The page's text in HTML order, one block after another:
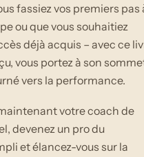
fassiez vos premiers pas
ou que vous souhaitiez
déjà acquis – avec ce
vous portez à son
vers la performance.
votre coach de
devenez un pro du
et élancez-vous sur la